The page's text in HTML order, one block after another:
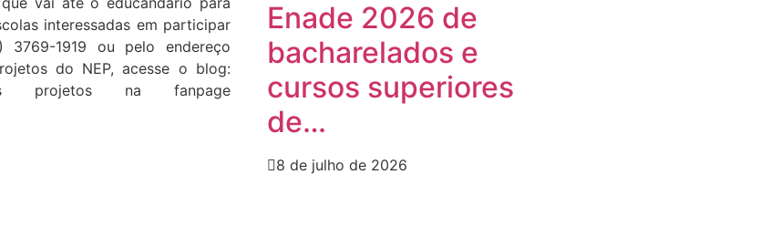
interessadas em participar
1919 ou pelo endereço
do NEP, acesse o blog:
projetos na fanpage
Enade 2026 de
bacharelados e
cursos superiores
de…
8 de julho de 2026